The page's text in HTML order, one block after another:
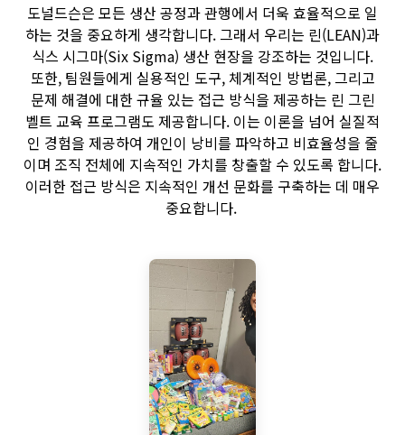
도널드슨은 모든 생산 공정과 관행에서 더욱 효율적으로 일
하는 것을 중요하게 생각합니다. 그래서 우리는 린(LEAN)과
식스 시그마(Six Sigma) 생산 현장을 강조하는 것입니다.
또한, 팀원들에게 실용적인 도구, 체계적인 방법론, 그리고
문제 해결에 대한 규율 있는 접근 방식을 제공하는 린 그린
벨트 교육 프로그램도 제공합니다. 이는 이론을 넘어 실질적
인 경험을 제공하여 개인이 낭비를 파악하고 비효율성을 줄
이며 조직 전체에 지속적인 가치를 창출할 수 있도록 합니다.
이러한 접근 방식은 지속적인 개선 문화를 구축하는 데 매우
중요합니다.